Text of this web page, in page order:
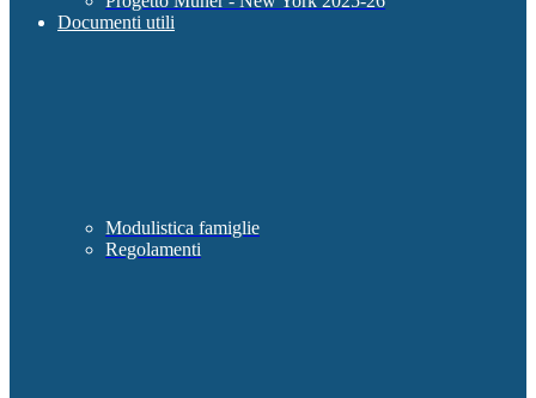
Documenti utili
Modulistica famiglie
Regolamenti